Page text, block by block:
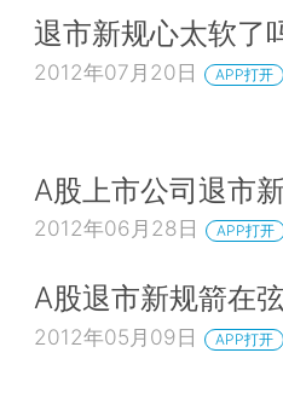
退市新规心太软了
2012年07月20日 APP打开
A股上市公司退市
2012年06月28日 APP打开
A股退市新规箭在
2012年05月09日 APP打开